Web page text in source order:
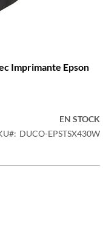
Imprimante Epson
EN STOCK
DUCO-EPSTSX430W